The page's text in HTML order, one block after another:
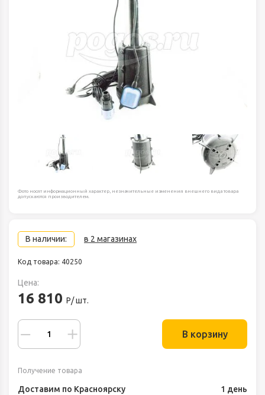
Фото носят информационный характер, незначительные изменения внешнего вида товара
допускаются производителем.
В наличии: в 2 магазинах
Код товара: 40250
Цена:
16 810 Р/ шт.
В корзину
Получение товара
Доставим по Красноярску
1 день